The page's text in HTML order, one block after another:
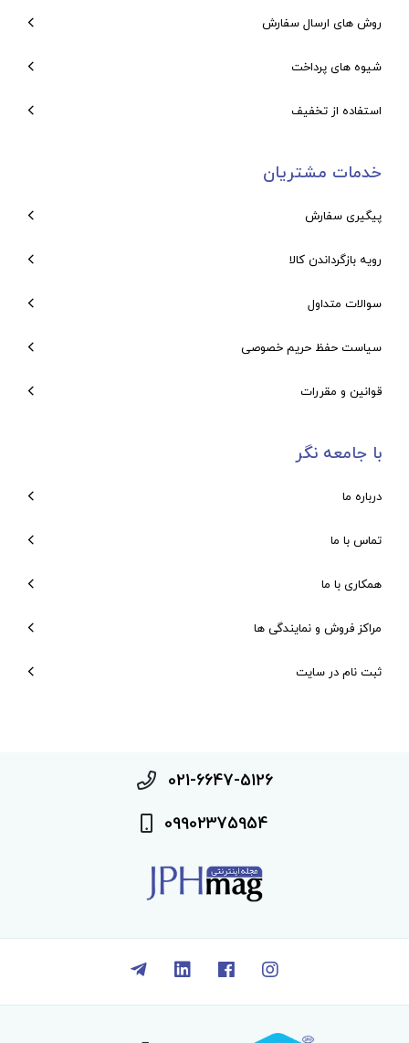
روش های ارسال سفارش
شیوه های پرداخت
استفاده از تخفیف
خدمات مشتریان
پیگیری سفارش
رویه بازگرداندن کالا
سوالات متداول
سیاست حفظ حریم خصوصی
قوانین و مقررات
با جامعه نگر
درباره ما
تماس با ما
همکاری با ما
مراکز فروش و نمایندگی ها
ثبت نام در سایت
021-6647-5126
09902375954